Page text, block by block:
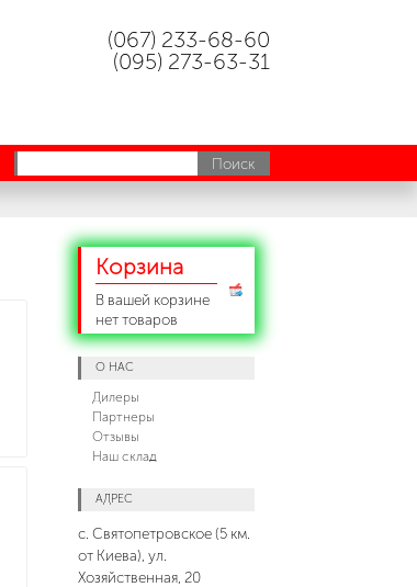
(067) 233-68-60
(095) 273-63-31
Корзина
В вашей корзине
нет товаров
О НАС
Дилеры
Партнеры
Отзывы
Наш склад
АДРЕС
с. Святопетровское (5 км.
от Киева), ул.
Хозяйственная, 20